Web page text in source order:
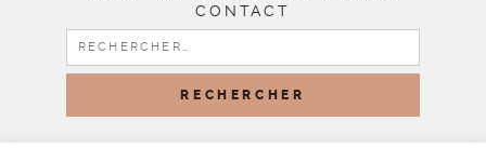
CONTACT
RECHERCHER :